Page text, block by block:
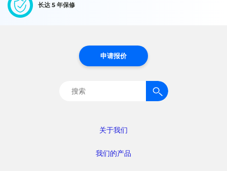
长达 5 年保修
关于我们
我们的产品
申请报价
搜